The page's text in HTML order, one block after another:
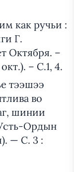
как ручьи :
Г.
Октября. –
– С.1, 4.
тээшээ
во
шинии
Ордын
— С. 3 :